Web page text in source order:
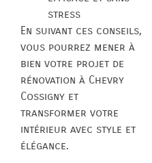
stress
En suivant ces conseils,
vous pourrez mener à
bien votre projet de
rénovation à Chevry
Cossigny et
transformer votre
intérieur avec style et
élégance.